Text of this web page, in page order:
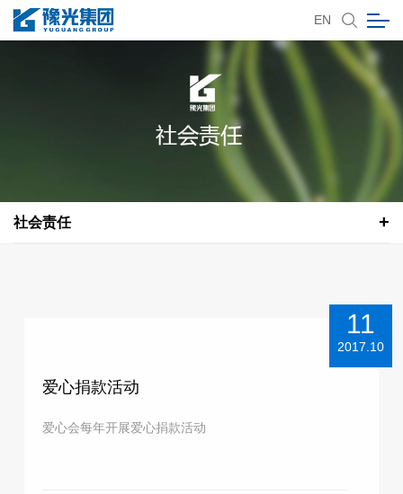
EN
社会责任
爱心捐款活动
爱心会每年开展爱心捐款活动
11
2017.10